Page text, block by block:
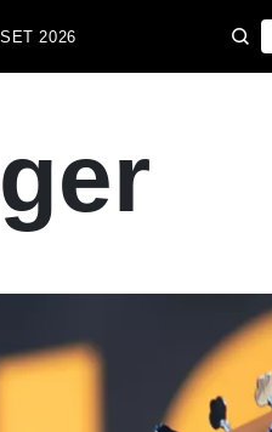
2026